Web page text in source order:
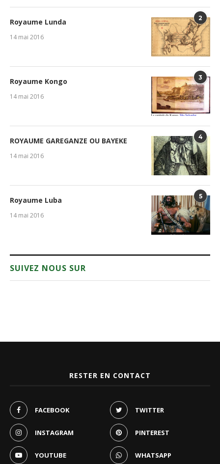
2
Royaume Lunda
14 mai 2016
3
Royaume Kongo
14 mai 2016
4
ROYAUME GAREGANZE OU BAYEKE
14 mai 2016
5
Royaume Luba
14 mai 2016
SUIVEZ NOUS SUR
RESTER EN CONTACT
FACEBOOK TWITTER
INSTAGRAM PINTEREST
YOUTUBE WHATSAPP